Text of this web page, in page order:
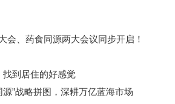
会、药食同源两大会议同步开启！
找到居住的好感觉
”战略拼图，深耕万亿蓝海市场